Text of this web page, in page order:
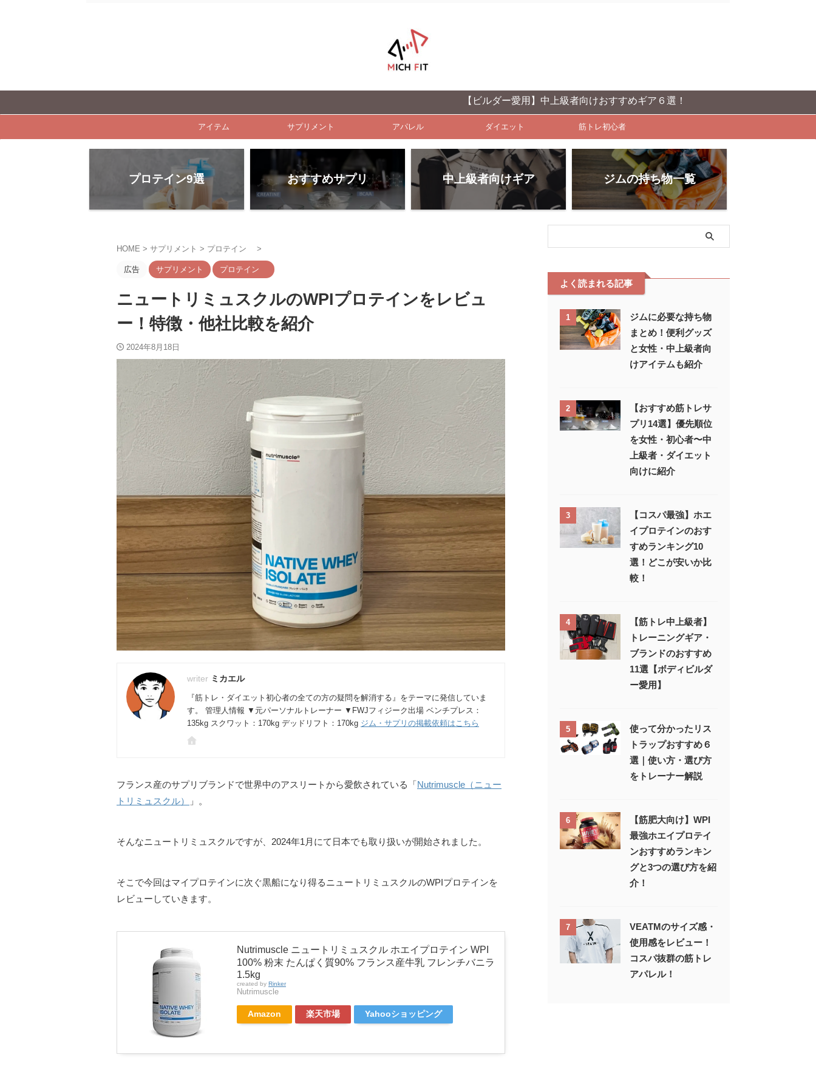
【ビルダー愛用】中上級者向けおすすめギア６選！
アイテム サプリメント アパレル ダイエット 筋トレ初心者
プロテイン9選 おすすめサプリ 中上級者向けギア ジムの持ち物一覧
HOME > サプリメント > プロテイン >
広告 サプリメント プロテイン
ニュートリミュスクルのWPIプロテインをレビュ
ー！特徴・他社比較を紹介
2024年8月18日
ミカエル
『筋トレ・ダイエット初心者の全ての方の疑問を解消する』をテーマに発信していま
す。 管理人情報 ▼元パーソナルトレーナー ▼FWJフィジーク出場 ベンチプレス：
135kg スクワット：170kg デッドリフト：170kg ジム・サプリの掲載依頼はこちら
フランス産のサプリブランドで世界中のアスリートから愛飲されている「Nutrimuscle（ニュー
トリミュスクル）
」。
そんなニュートリミュスクルですが、2024年1月にて日本でも取り扱いが開始されました。
そこで今回はマイプロテインに次ぐ黒船になり得るニュートリミュスクルのWPIプロテインを
レビューしていきます。
Nutrimuscle ニュートリミュスクル ホエイプロテイン WPI
100% 粉末 たんぱく質90% フランス産牛乳 フレンチバニラ
1.5kg
created by Rinker
Nutrimuscle
Amazon 楽天市場 Yahooショッピング
よく読まれる記事
1
ジムに必要な持ち物
まとめ！便利グッズ
と女性・中上級者向
けアイテムも紹介
2
【おすすめ筋トレサ
プリ14選】優先順位
を女性・初心者〜中
上級者・ダイエット
向けに紹介
3
【コスパ最強】ホエ
イプロテインのおす
すめランキング10
選！どこが安いか比
較！
4
【筋トレ中上級者】
トレーニングギア・
ブランドのおすすめ
11選【ボディビルダ
ー愛用】
5
使って分かったリス
トラップおすすめ６
選｜使い方・選び方
をトレーナー解説
6
【筋肥大向け】WPI
最強ホエイプロテイ
ンおすすめランキン
グと3つの選び方を紹
介！
7
VEATMのサイズ感・
使用感をレビュー！
コスパ抜群の筋トレ
アパレル！